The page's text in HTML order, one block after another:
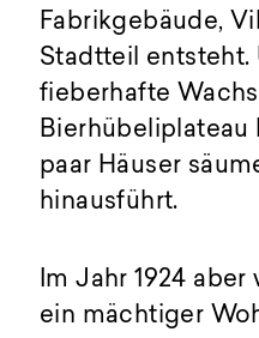
Fabrikgebäude,
Stadtteil entsteht.
fieberhafte
Bierhübeliplateau
paar Häuser
hinausführt.
Im Jahr 1924
ein mächtiger